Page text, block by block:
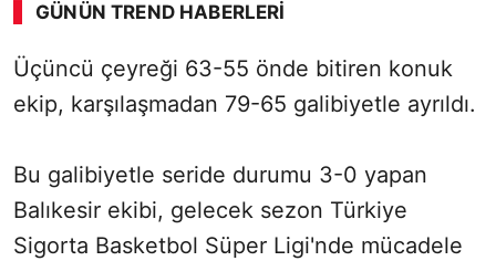
GÜNÜN TREND HABERLERI
00:02 / 02:14
Sesi Aç
Üçüncü çeyreği 63-55 önde bitiren konuk
ekip, karşılaşmadan 79-65 galibiyetle ayrıldı.
Bu galibiyetle seride durumu 3-0 yapan
Balıkesir ekibi, gelecek sezon Türkiye
Sigorta Basketbol Süper Ligi'nde mücadele